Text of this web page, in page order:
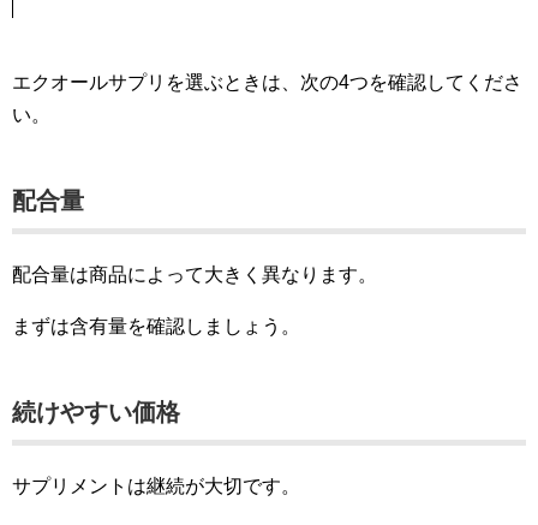
エクオールサプリを選ぶときは、次の4つを確認してくださ
い。
配合量
配合量は商品によって大きく異なります。
まずは含有量を確認しましょう。
続けやすい価格
サプリメントは継続が大切です。